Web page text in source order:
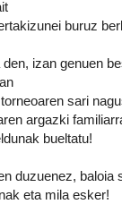
buruz
den, izan genuen
sari
argazki
bueltatu!
duzuenez, baloia
eta mila esker!